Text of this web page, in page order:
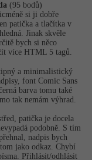
(95 bodů)
si ji dobře
patička a tlačítka v
Jinak skvěle
bych si něco
více HTML 5 tagů.
a minimalistický
font Comic Sans
barva tomu také
tak nemám výhrad.
patička je docela
podobně. S tím
nadpis bych
jako odkaz. Chybí
Přihlásit/odhlásit